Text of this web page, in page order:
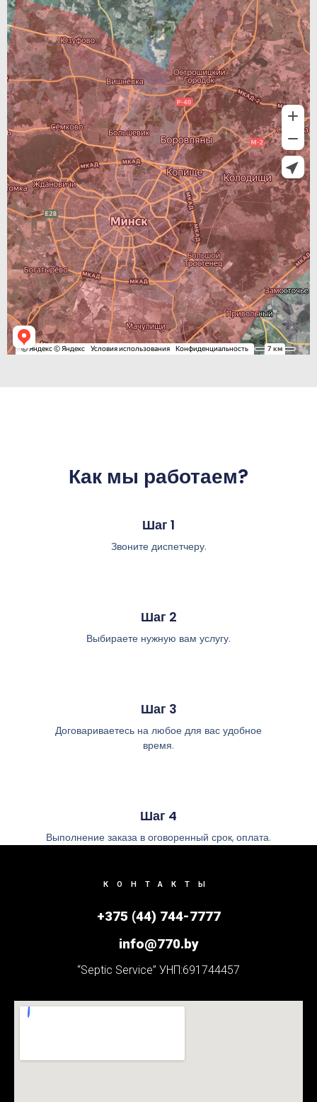
Как мы работаем?
Шаг 1
Звоните диспетчеру.
Шаг 2
Выбираете нужную вам услугу.
Шаг 3
Договариваетесь на любое для вас удобное
время.
Шаг 4
Выполнение заказа в оговоренный срок, оплата.
КОНТАКТЫ
+375 (44) 744-7777
info@770.by
“Septic Service” УНП:691744457